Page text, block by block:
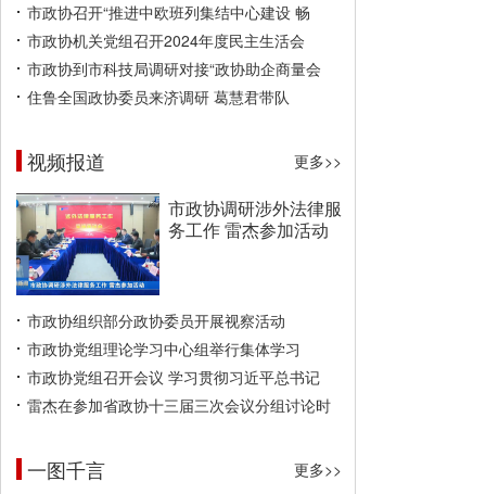
市政协召开“推进中欧班列集结中心建设 畅
市政协机关党组召开2024年度民主生活会
市政协到市科技局调研对接“政协助企商量会
住鲁全国政协委员来济调研 葛慧君带队
视频报道 更多>>
市政协调研涉外法律服
务工作 雷杰参加活动
市政协组织部分政协委员开展视察活动
市政协党组理论学习中心组举行集体学习
市政协党组召开会议 学习贯彻习近平总书记
雷杰在参加省政协十三届三次会议分组讨论时
一图千言 更多>>